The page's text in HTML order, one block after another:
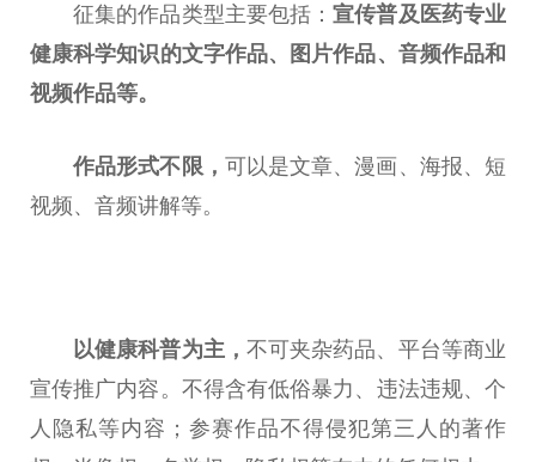
征集的作品类型主要包括：宣传普及医药专业
健康科学知识的文字作品、图片作品、音频作品和
视频作品等。
作品形式不限， 可以是文章、漫画、海报、短
视频、音频讲解等。
以健康科普为主， 不可夹杂药品、 平台等商业
宣传推广内容。不得含有低俗暴力 、 违法违规、个
人隐私等内容；参赛作品不得侵犯第三人的著作